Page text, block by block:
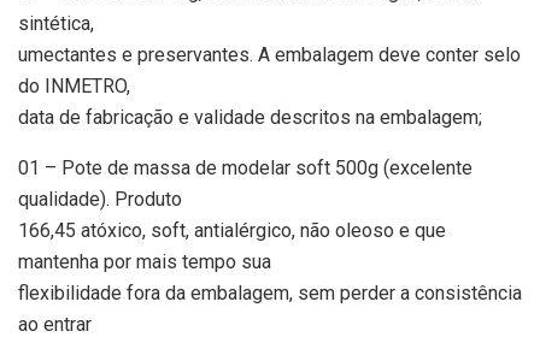
sintética,
umectantes e preservantes. A embalagem deve conter selo
do INMETRO,
data de fabricação e validade descritos na embalagem;
01 – Pote de massa de modelar soft 500g (excelente
qualidade). Produto
166,45 atóxico, soft, antialérgico, não oleoso e que
mantenha por mais tempo sua
flexibilidade fora da embalagem, sem perder a consistência
ao entrar